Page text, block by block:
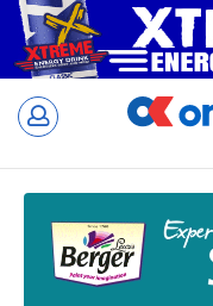
Skip